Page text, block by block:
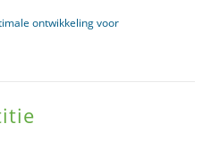
ontwikkeling voor